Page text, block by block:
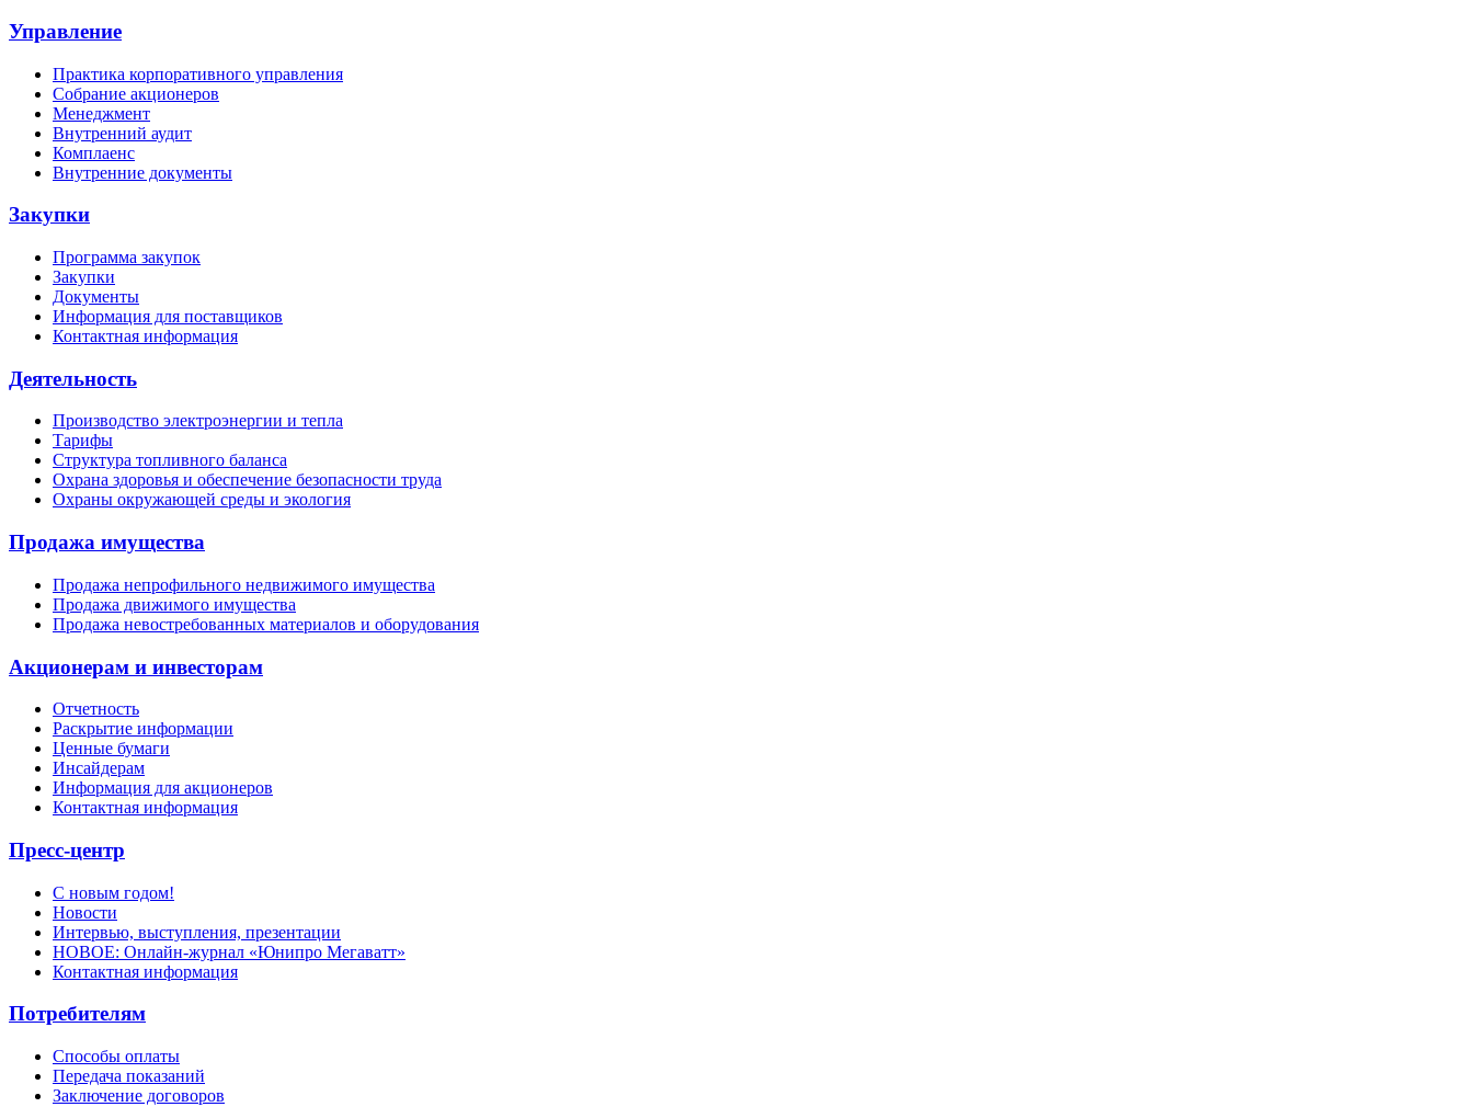
Управление
Практика корпоративного управления
Собрание акционеров
Менеджмент
Внутренний аудит
Комплаенс
Внутренние документы
Закупки
Программа закупок
Закупки
Документы
Информация для поставщиков
Контактная информация
Деятельность
Производство электроэнергии и тепла
Тарифы
Структура топливного баланса
Охрана здоровья и обеспечение безопасности труда
Охраны окружающей среды и экология
Продажа имущества
Продажа непрофильного недвижимого имущества
Продажа движимого имущества
Продажа невостребованных материалов и оборудования
Акционерам и инвесторам
Отчетность
Раскрытие информации
Ценные бумаги
Инсайдерам
Информация для акционеров
Контактная информация
Пресс-центр
С новым годом!
Новости
Интервью, выступления, презентации
НОВОЕ: Онлайн-журнал «Юнипро Мегаватт»
Контактная информация
Потребителям
Способы оплаты
Передача показаний
Заключение договоров